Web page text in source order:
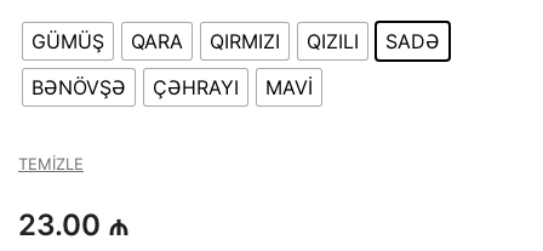
GÜMÜŞ QARA QIRMIZI QIZILI
SADƏ
BƏNÖVŞƏ
ÇƏHRAYI MAVİ
TEMIZLE
23.00 ₼